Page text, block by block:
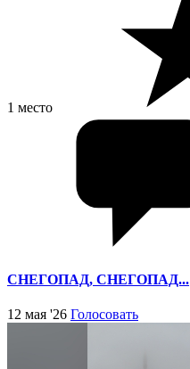
1 место
СНЕГОПАД, СНЕГОПАД...
12 мая '26 Голосовать